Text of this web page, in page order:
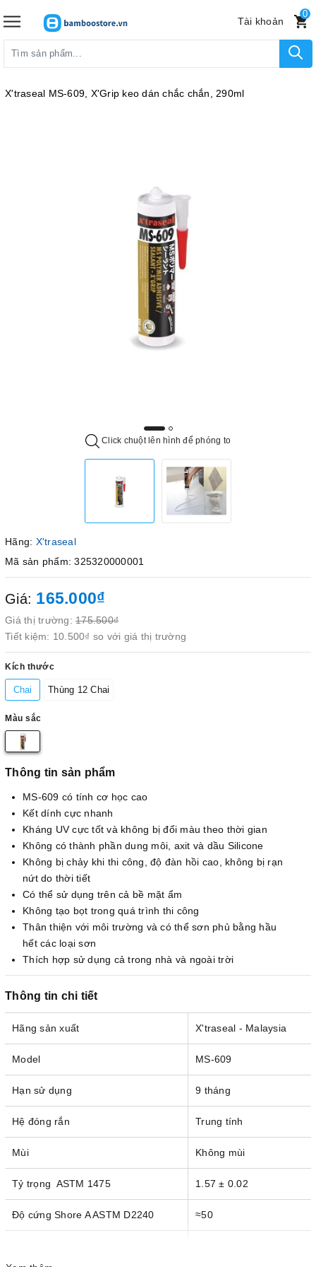
Tài khoản
0
X'traseal MS-609, X'Grip keo dán chắc chắn, 290ml
Click chuột lên hình để phóng to
Hãng: X'traseal
Mã sản phẩm: 325320000001
Giá: 165.000₫
Giá thị trường: 175.500₫
Tiết kiệm: 10.500₫ so với giá thị trường
Kích thước
Chai Thùng 12 Chai
Màu sắc
Thông tin sản phẩm
MS-609 có tính cơ học cao
Kết dính cực nhanh
Kháng UV cực tốt và không bị đổi màu theo thời gian
Không có thành phần dung môi, axit và dầu Silicone
Không bị chảy khi thi công, độ đàn hồi cao, không bị rạn
nứt do thời tiết
Có thể sử dụng trên cả bề mặt ẩm
Không tạo bọt trong quá trình thi công
Thân thiện với môi trường và có thể sơn phủ bằng hầu
hết các loại sơn
Thích hợp sử dụng cả trong nhà và ngoài trời
Thông tin chi tiết
Hãng sản xuất X'traseal - Malaysia
Model MS-609
Hạn sử dụng 9 tháng
Hệ đóng rắn Trung tính
Mùi Không mùi
Tỷ trọng ASTM 1475 1.57 ± 0.02
Độ cứng Shore A ASTM D2240 ≈50